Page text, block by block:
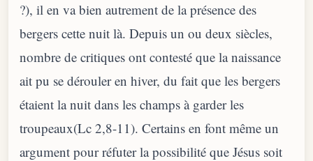
?), il en va bien autrement de la présence des
bergers cette nuit là. Depuis un ou deux siècles,
nombre de critiques ont contesté que la naissance
ait pu se dérouler en hiver, du fait que les bergers
étaient la nuit dans les champs à garder les
troupeaux(Lc 2,8-11). Certains en font même un
argument pour réfuter la possibilité que Jésus soit